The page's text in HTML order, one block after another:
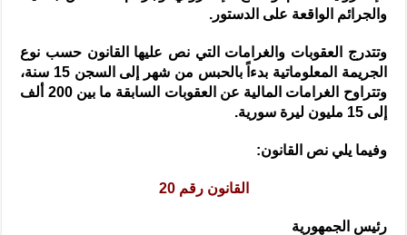
والجرائم الواقعة على الدستور.
وتتدرج العقوبات والغرامات التي نص عليها القانون حسب نوع
الجريمة المعلوماتية بدءاً بالحبس من شهر إلى السجن 15 سنة،
وتتراوح الغرامات المالية عن العقوبات السابقة ما بين 200 ألف
إلى 15 مليون ليرة سورية.
وفيما يلي نص القانون:
القانون رقم 20
رئيس الجمهورية